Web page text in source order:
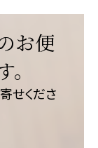
お便
せくださ